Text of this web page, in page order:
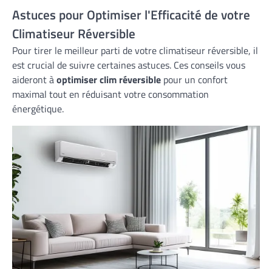
Astuces pour Optimiser l'Efficacité de votre
Climatiseur Réversible
Pour tirer le meilleur parti de votre climatiseur réversible, il
est crucial de suivre certaines astuces. Ces conseils vous
aideront àoptimiser clim réversible pour un confort
maximal tout en réduisant votre consommation
énergétique.